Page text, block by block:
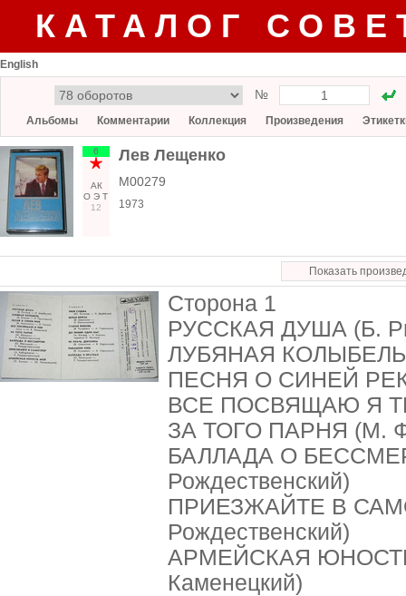
КАТАЛОГ
English
№
Альбомы Комментарии Коллекция Произведения
6
АК
О Э Т
12
Лев Лещенко
М00279
1973
Показать
Сторона 1
РУССКАЯ ДУША (Б.
ЛУБЯНАЯ КОЛЫБЕЛЬ
ПЕСНЯ О СИНЕЙ
ВСЕ ПОСВЯЩАЮ Я
ЗА ТОГО ПАРНЯ (М.
БАЛЛАДА О
Рождественский)
ПРИЕЗЖАЙТЕ В
Рождественский)
АРМЕЙСКАЯ
Каменецкий)